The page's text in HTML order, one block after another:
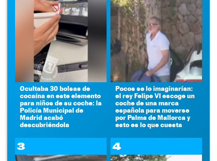
Ocultaba 30 bolsas de
cocaína en este elemento
para niños de su coche: la
Policía Municipal de
Madrid acabó
descubriéndola
Pocos se lo imaginarían:
el rey Felipe VI escoge un
coche de una marca
española para moverse
por Palma de Mallorca y
esto es lo que cuesta
3 4